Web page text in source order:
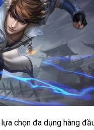
chọn đa dụng hàng